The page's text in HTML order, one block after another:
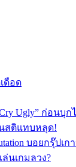
ดือด
Ugly” ก่อนบุก
สติแทบหลุด!
บอยกรุ๊ปเ
นเกมลวง?